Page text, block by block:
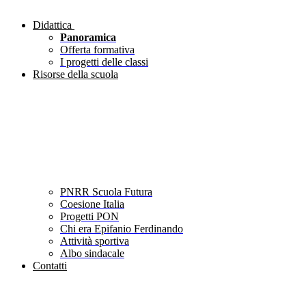
Didattica
Panoramica
Offerta formativa
I progetti delle classi
Risorse della scuola
PNRR Scuola Futura
Coesione Italia
Progetti PON
Chi era Epifanio Ferdinando
Attività sportiva
Albo sindacale
Contatti